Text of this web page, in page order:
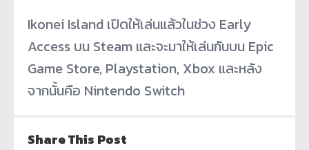
Ikonei Island เปิดให้เล่นแล้วในช่วง Early
Access บน Steam และจะมาให้เล่นกันบน Epic
Game Store, Playstation, Xbox และหลัง
จากนั้นคือ Nintendo Switch
Share This Post